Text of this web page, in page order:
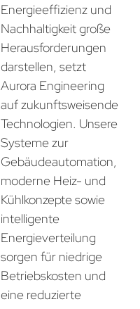
Energieeffizienz und
Nachhaltigkeit große
Herausforderungen
darstellen, setzt
Aurora Engineering
auf zukunftsweisende
Technologien. Unsere
Systeme zur
Gebäudeautomation,
moderne Heiz- und
Kühlkonzepte sowie
intelligente
Energieverteilung
sorgen für niedrige
Betriebskosten und
eine reduzierte